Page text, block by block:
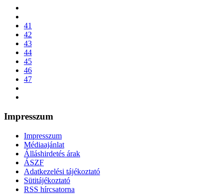
41
42
43
44
45
46
47
Impresszum
Impresszum
Médiaajánlat
Álláshirdetés árak
ÁSZF
Adatkezelési tájékoztató
Sütitájékoztató
RSS hírcsatorna